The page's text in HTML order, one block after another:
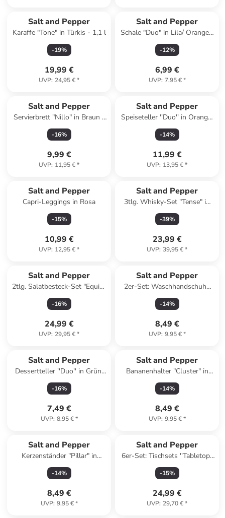
Salt and Pepper
Karaffe "Tone" in Türkis - 1,1 l
-19%
19,99 €
UVP: 24,95 €*
Salt and Pepper
Schale "Duo" in Lila/ Orange -
(H)6,5 x Ø 15,5 cm
-12%
6,99 €
UVP: 7,95 €*
Salt and Pepper
Servierbrett "Nillo" in Braun -
(L)38 x (B)16 cm
-16%
9,99 €
UVP: 11,95 €*
Salt and Pepper
Speiseteller ''Duo'' in Orange/
Grün - Ø 26 cm
-14%
11,99 €
UVP: 13,95 €*
Salt and Pepper
Capri-Leggings in Rosa
-15%
10,99 €
UVP: 12,95 €*
Salt and Pepper
3tlg. Whisky-Set "Tense" in
Transparent
-39%
23,99 €
UVP: 39,95 €*
Salt and Pepper
2tlg. Salatbesteck-Set "Equip"
in Silber - (L)28,5 cm
-16%
24,99 €
UVP: 29,95 €*
Salt and Pepper
2er-Set: Waschhandschuhe
"Pixie" in Rot/ Pink - (L)21 x
(B)15 cm
-14%
8,49 €
UVP: 9,95 €*
Salt and Pepper
Dessertteller ''Duo'' in Grün/
Lila - Ø 18 cm
-16%
7,49 €
UVP: 8,95 €*
Salt and Pepper
Bananenhalter "Cluster" in
Schwarz - (H)27 cm
-14%
8,49 €
UVP: 9,95 €*
Salt and Pepper
Kerzenständer "Pillar" in
Schwarz - (H)9 x Ø 10 cm
-14%
8,49 €
UVP: 9,95 €*
Salt and Pepper
6er-Set: Tischsets ''Tabletop''
in Grau - (L)43 x (B)30 cm
-15%
24,99 €
UVP: 29,70 €*